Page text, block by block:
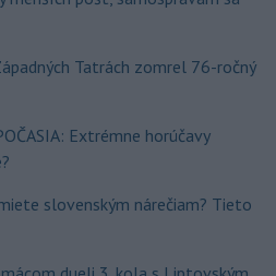
Tatrách zomrel 76-ročný
Extrémne horúčavy
slovenským nárečiam? Tieto